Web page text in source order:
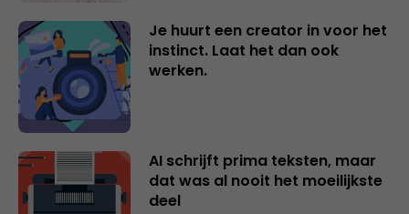
Je huurt een creator in voor het
instinct. Laat het dan ook
werken.
AI schrijft prima teksten, maar
dat was al nooit het moeilijkste
deel